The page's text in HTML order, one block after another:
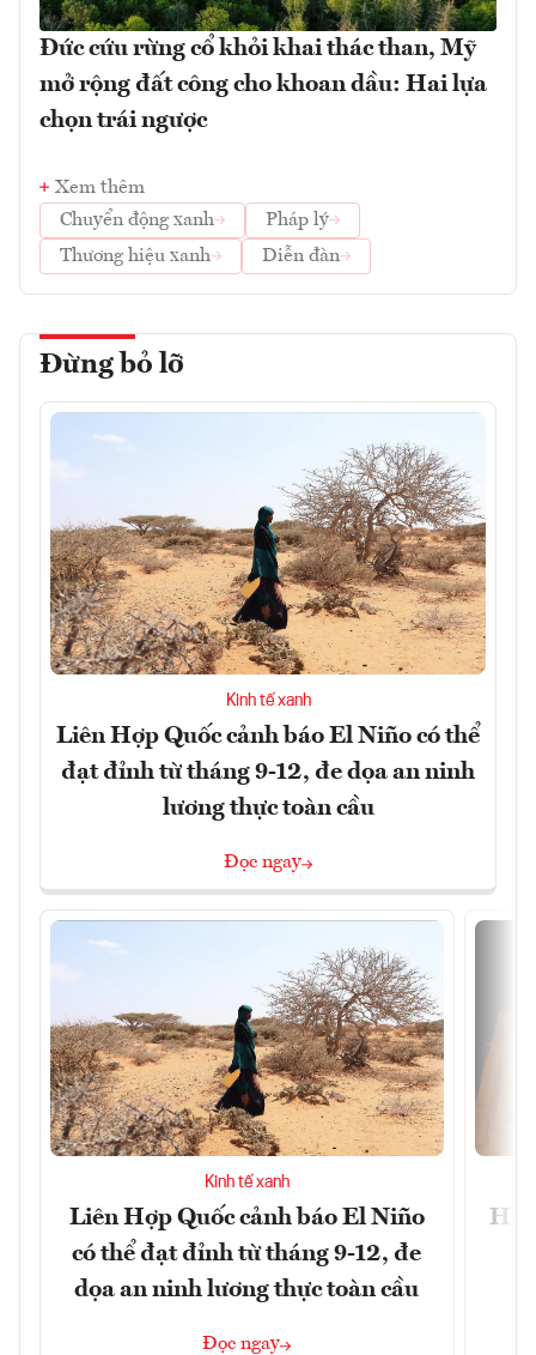
Đức cứu rừng cổ khỏi khai thác than, Mỹ
mở rộng đất công cho khoan dầu: Hai lựa
chọn trái ngược
Xem thêm
Chuyển động xanh
Pháp lý
Thương hiệu xanh
Diễn đàn
Đừng bỏ lỡ
Kinh tế xanh
Liên Hợp Quốc cảnh báo El Niño có thể
đạt đỉnh từ tháng 9-12, đe dọa an ninh
lương thực toàn cầu
Đọc ngay
Kinh tế xanh
Liên Hợp Quốc cảnh báo El Niño
có thể đạt đỉnh từ tháng 9-12, đe
dọa an ninh lương thực toàn cầu
Đọc ngay